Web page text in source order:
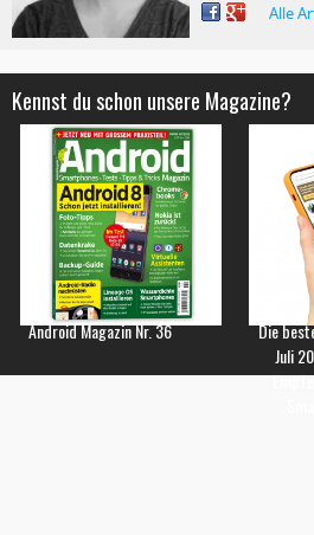
Alle
Kennst du schon unsere Magazine?
Android Magazin Nr. 36
Die
Juli